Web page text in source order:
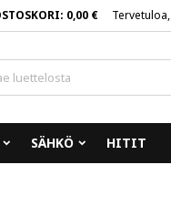
Tervetuloa,
0,00 €
SÄHKÖ HITIT
×
×
×
×